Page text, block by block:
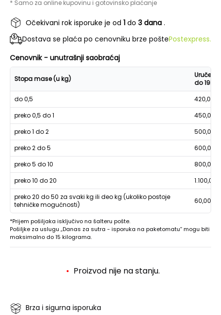
* Samo za online kupovinu i gotovinsko plaćanje
Očekivani rok isporuke je od 1 do 3 dana .
Dostava se plaća po cenovniku brze poštePostexpress.
Cenovnik - unutrašnji saobraćaj
Stopa mase (u kg)
Uručenje
do 19h
do 0,5
420,00
preko 0,5 do 1
450,00
preko 1 do 2
500,00
preko 2 do 5
600,00
preko 5 do 10
800,00
preko 10 do 20
1.100,00
preko 20 do 50 za svaki kg ili deo kg (ukoliko postoje
tehničke mogućnosti)
60,00
*Prijem pošiljaka isključivo na šalteru pošte.
Pošiljke za uslugu „Danas za sutra - isporuka na paketomatu“ mogu biti
maksimalno do 15 kilograma.
Proizvod nije na stanju.
Brza i sigurna isporuka